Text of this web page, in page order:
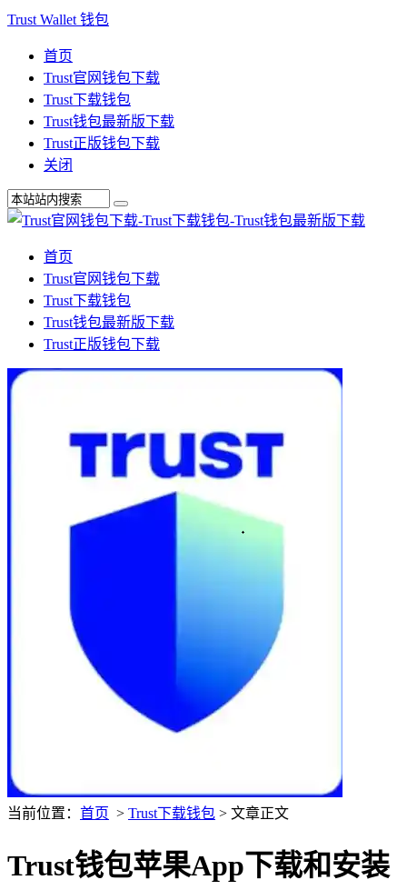
Trust Wallet 钱包
首页
Trust官网钱包下载
Trust下载钱包
Trust钱包最新版下载
Trust正版钱包下载
关闭
首页
Trust官网钱包下载
Trust下载钱包
Trust钱包最新版下载
Trust正版钱包下载
当前位置： 首页 > Trust下载钱包 > 文章正文
Trust钱包苹果App下载和安装